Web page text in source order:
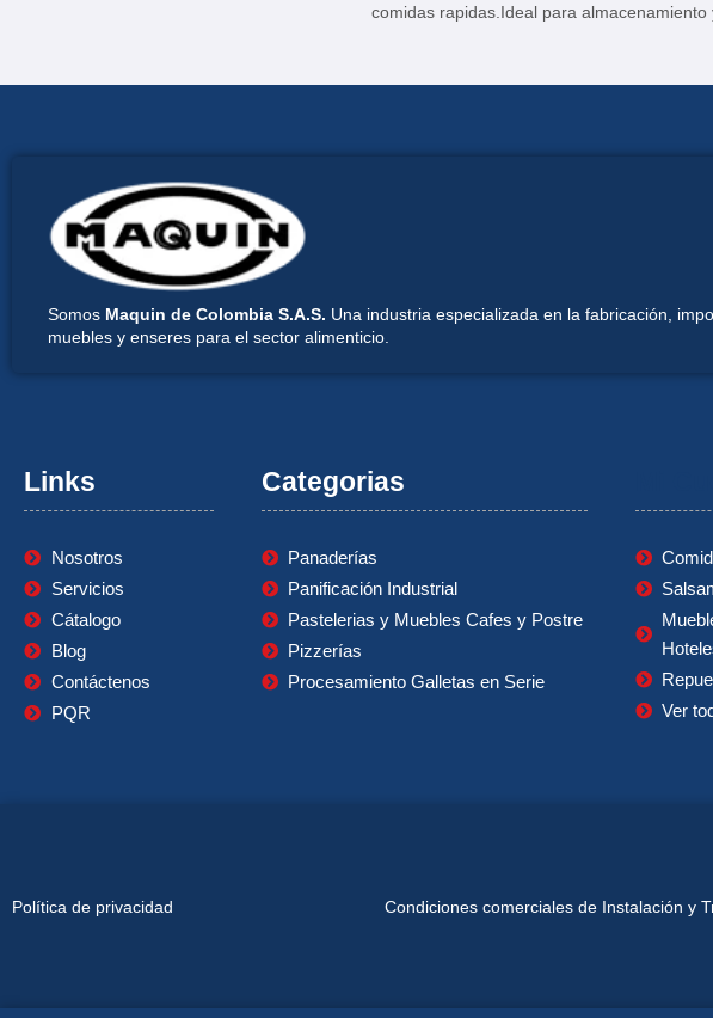
comidas rapidas.Ideal para almacenamiento
empacados, galletas, pan, pizzas, muffins,
Somos Maquin de Colombia S.A.S. Una industria especializada en la fabricación,
muebles y enseres para el sector alimenticio.
Links
Nosotros
Servicios
Cátalogo
Blog
Contáctenos
PQR
Categorias
Panaderías
Panificación Industrial
Pastelerias y Muebles Cafes y Postre
Pizzerías
Procesamiento Galletas en Serie
Ver
Política de privacidad Condiciones comerciales de Instalación y